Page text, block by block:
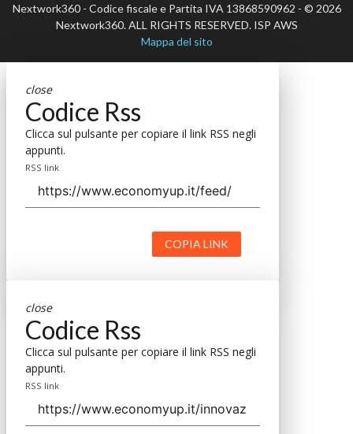
Nextwork360 - Codice fiscale e Partita IVA 13868590962 - © 2026
Nextwork360. ALL RIGHTS RESERVED. ISP AWS
Mappa del sito
close
Codice Rss
Clicca sul pulsante per copiare il link RSS negli
appunti.
RSS link
COPIA LINK
close
Codice Rss
Clicca sul pulsante per copiare il link RSS negli
appunti.
RSS link